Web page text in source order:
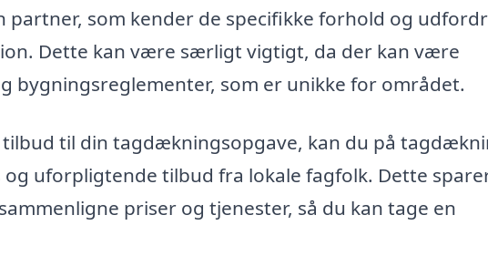
som kender de specifikke forhold og
Dette kan være særligt vigtigt, da der kan være
bygningsreglementer, som er unikke for området.
til din tagdækningsopgave, kan du på
uforpligtende tilbud fra lokale fagfolk. Dette
priser og tjenester, så du kan tage en